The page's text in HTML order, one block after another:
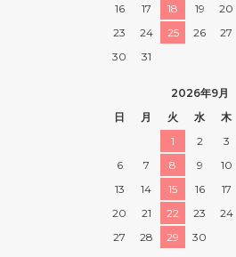
16
17 18 19 20
23
24 25 26 27
30
31
2026年9月
日
月 火 水 木
1
2 3
6
7 8 9 10
13
14 15 16 17
20
21 22 23 24
27
28 29 30